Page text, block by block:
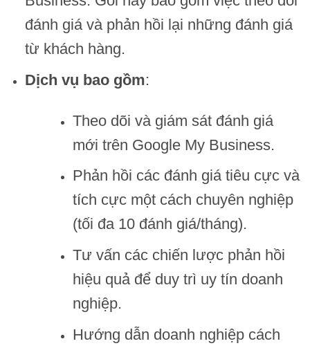
đánh giá và phản hồi lại những đánh giá
từ khách hàng.
Dịch vụ bao gồm:
Theo dõi và giám sát đánh giá
mới trên Google My Business.
Phản hồi các đánh giá tiêu cực và
tích cực một cách chuyên nghiệp
(tối đa 10 đánh giá/tháng).
Tư vấn các chiến lược phản hồi
hiệu quả để duy trì uy tín doanh
nghiệp.
Hướng dẫn doanh nghiệp cách